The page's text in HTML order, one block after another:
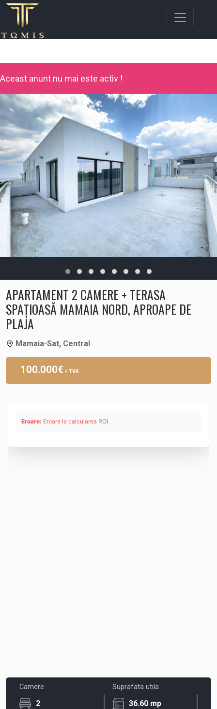
Aceast anunt nu mai este activ !
APARTAMENT 2 CAMERE + TERASA
SPAȚIOASĂ MAMAIA NORD, APROAPE DE
PLAJA
Mamaia-Sat, Central
100.000€+ TVA
Camere
2
Suprafata utila
36.60 mp